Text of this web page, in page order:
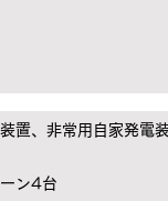
、非常用自家発電
ン4台